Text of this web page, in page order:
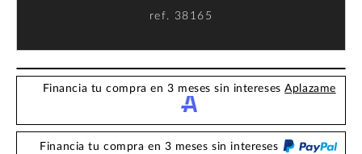
ref. 38165
Financia tu compra en 3 meses sin interesesAplazame
Financia tu compra en 3 meses sin intereses